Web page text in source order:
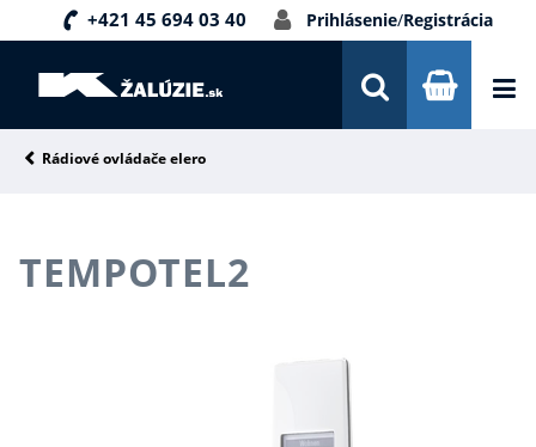
+421 45 694 03 40 Prihlásenie/Registrácia
DOPRAVA A PLATBA
NOVINKY
Rádiové ovládače elero
TEMPOTEL2